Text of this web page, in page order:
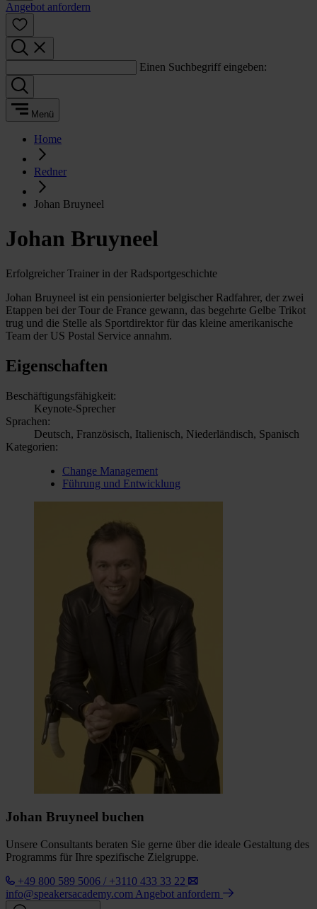
Angebot anfordern
Einen Suchbegriff eingeben:
Menü
Home
Redner
Johan Bruyneel
Johan Bruyneel
Erfolgreicher Trainer in der Radsportgeschichte
Johan Bruyneel ist ein pensionierter belgischer Radfahrer, der zwei
Etappen bei der Tour de France gewann, das begehrte Gelbe Trikot
trug und die Stelle als Sportdirektor für das kleine amerikanische
Team der US Postal Service annahm.
Eigenschaften
Beschäftigungsfähigkeit:
Keynote-Sprecher
Sprachen:
Deutsch, Französisch, Italienisch, Niederländisch, Spanisch
Kategorien:
Change Management
Führung und Entwicklung
Johan Bruyneel buchen
Unsere Consultants beraten Sie gerne über die ideale Gestaltung des
Programms für Ihre spezifische Zielgruppe.
+49 800 589 5006 / +3110 433 33 22
info@speakersacademy.com Angebot anfordern